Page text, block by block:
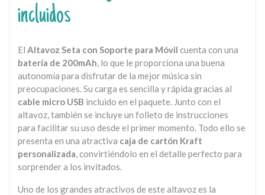
incluidos
ElAltavoz Seta con Soporte para Móvil cuenta con una
batería de 200mAh, lo que le proporciona una buena
autonomía para disfrutar de la mejor música sin
preocupaciones. Su carga es sencilla y rápida gracias al
cable micro USB incluido en el paquete. Junto con el
altavoz, también se incluye un folleto de instrucciones
para facilitar su uso desde el primer momento. Todo ello se
presenta en una atractiva caja de cartón Kraft
personalizada, convirtiéndolo en el detalle perfecto para
sorprender a los invitados.
Uno de los grandes atractivos de este altavoz es la